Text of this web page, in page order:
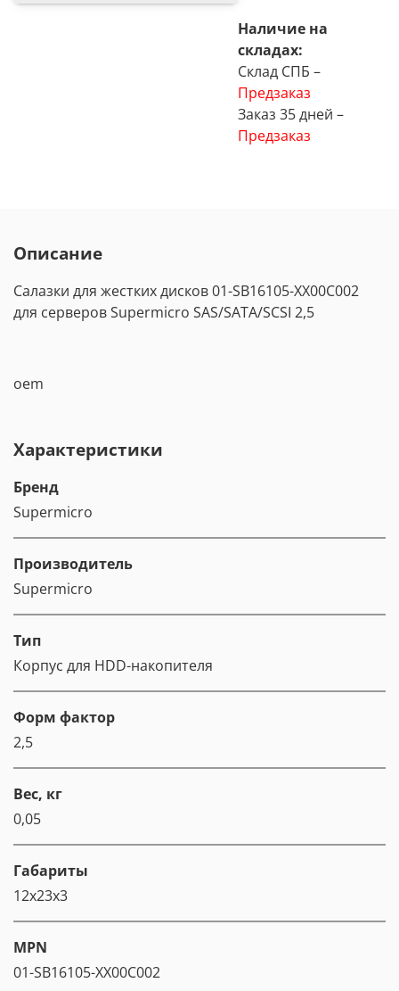
Наличие на
складах:
Склад СПБ –
Предзаказ
Заказ 35 дней –
Предзаказ
Описание
Салазки для жестких дисков 01-SB16105-XX00C002
для серверов Supermicro SAS/SATA/SCSI 2,5
oem
Характеристики
Бренд
Supermicro
Производитель
Supermicro
Тип
Корпус для HDD-накопителя
Форм фактор
2,5
Вес, кг
0,05
Габариты
12x23x3
MPN
01-SB16105-XX00C002